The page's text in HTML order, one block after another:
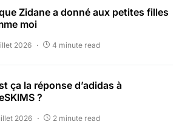
Zidane a donné aux petites filles
moi
2026 4 minute read
ça la réponse d’adidas à
?
2026 2 minute read